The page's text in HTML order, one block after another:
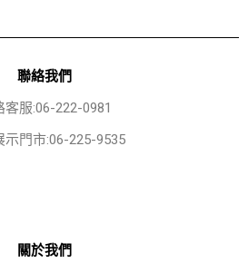
聯絡我們
客服:06-222-0981
示門市:06-225-9535
關於我們